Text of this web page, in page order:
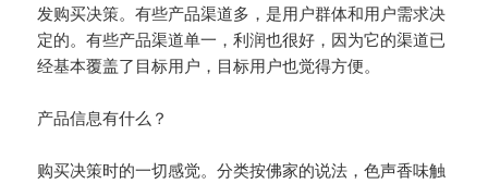
发购买决策。有些产品渠道多，是用户群体和用户需求决
定的。有些产品渠道单一，利润也很好，因为它的渠道已
经基本覆盖了目标用户，目标用户也觉得方便。
产品信息有什么？
购买决策时的一切感觉。分类按佛家的说法，色声香味触